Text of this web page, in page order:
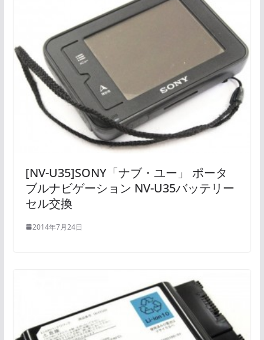
[NV-U35]SONY「ナブ・ユー」 ポータ
ブルナビゲーション NV-U35バッテリー
セル交換
2014年7月24日